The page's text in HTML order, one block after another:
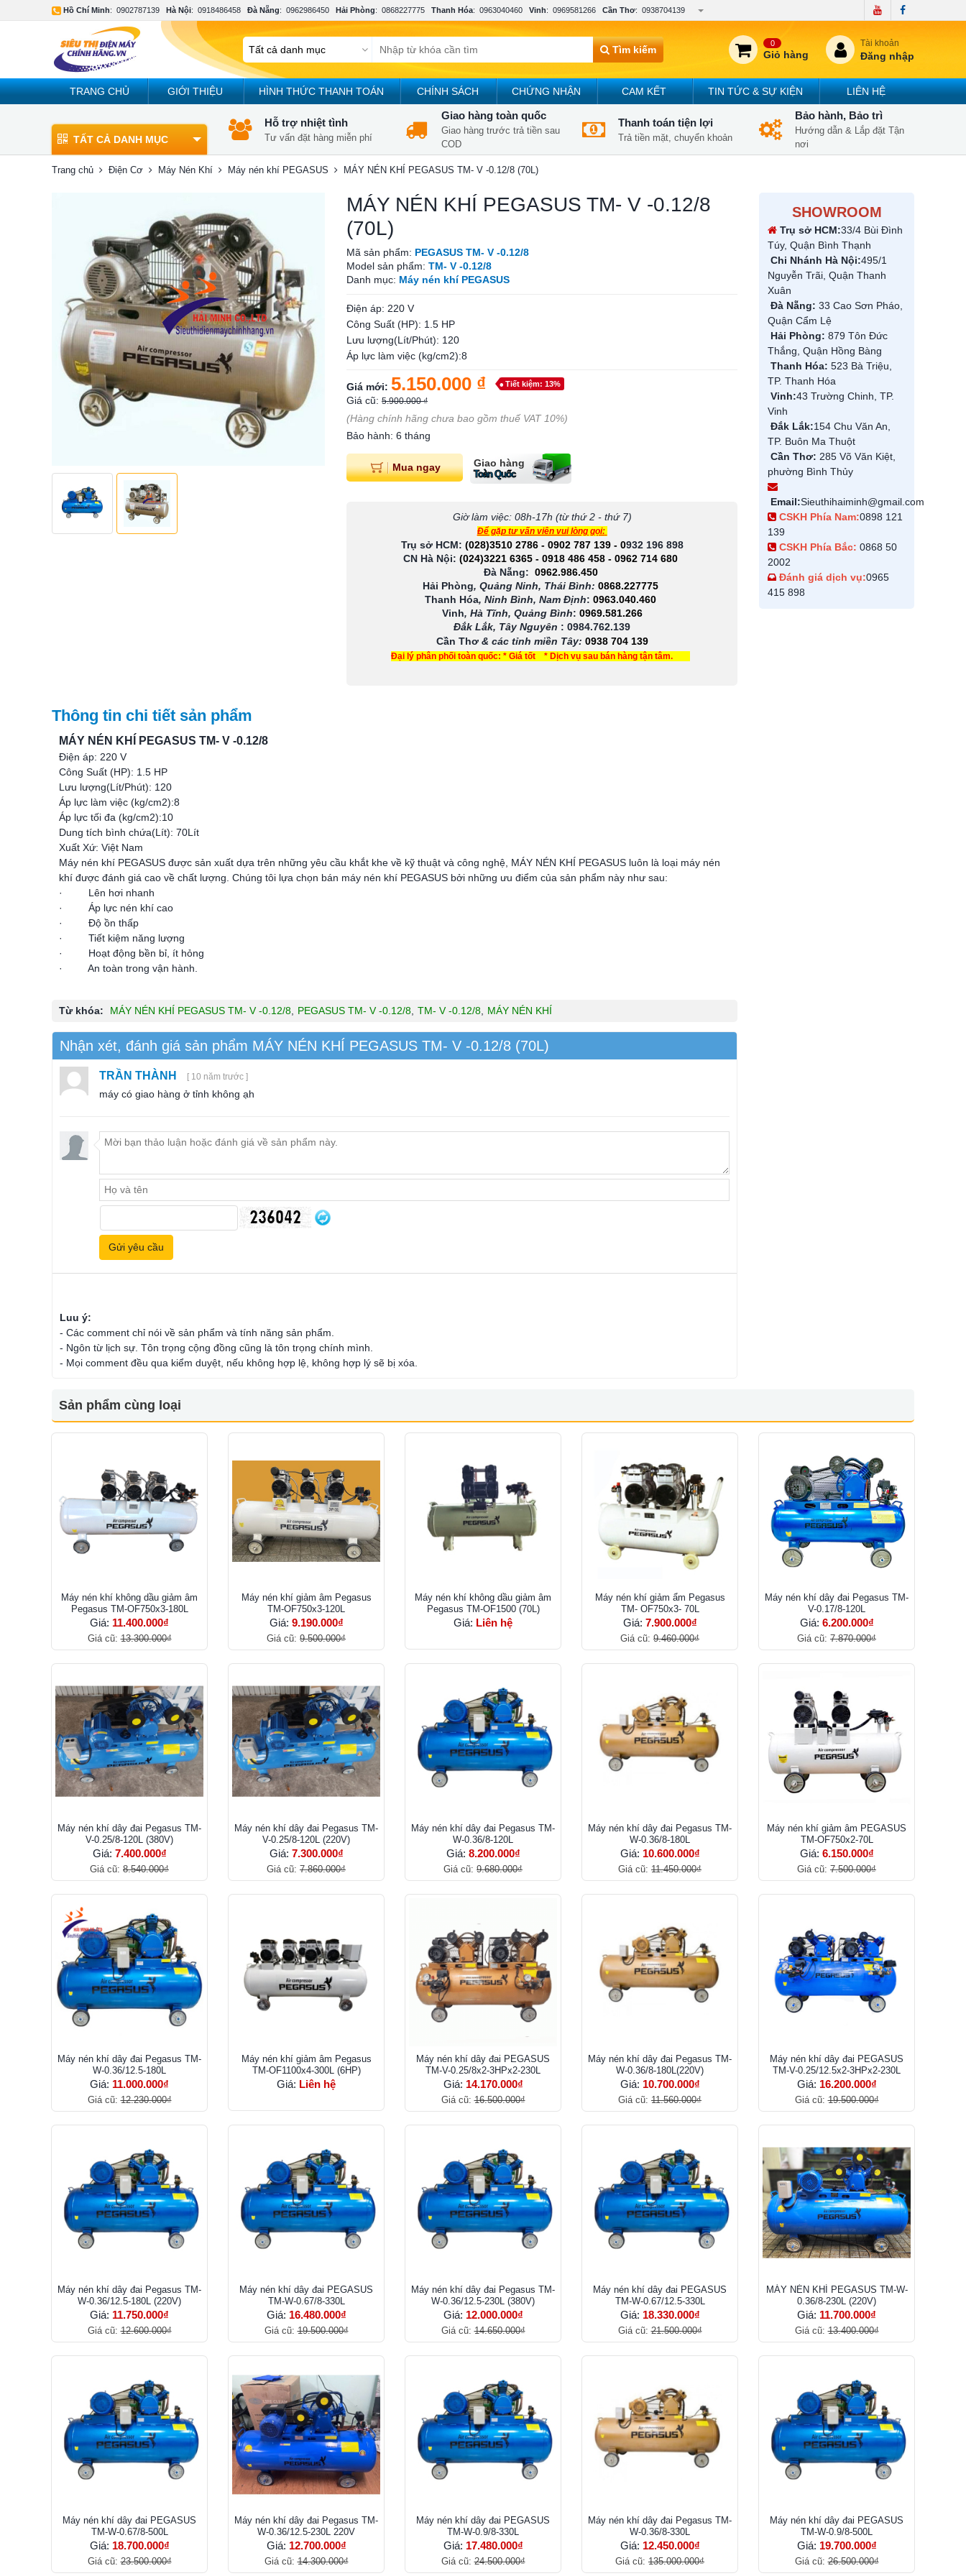
Hồ Chí Minh: 0902787139 Hà Nội: 0918486458 Đà Nẵng: 0962986450 Hải Phòng: 0868227775 Thanh Hóa: 0963040460 Vinh: 0969581266 Cần Thơ: 0938704139
Tìm kiếm
0
Giỏ hàng
Tài khoản
Đăng nhập
TRANG CHỦ GIỚI THIỆU HÌNH THỨC THANH TOÁN CHÍNH SÁCH CHỨNG NHẬN CAM KẾT TIN TỨC & SỰ KIỆN LIÊN HỆ
TẤT CẢ DANH MỤC
Hỗ trợ nhiệt tình
Tư vấn đặt hàng miễn phí
Giao hàng toàn quốc
Giao hàng trước trả tiền sau
COD
Thanh toán tiện lợi
Trả tiền mặt, chuyển khoản
Bảo hành, Bảo trì
Hướng dẫn & Lắp đặt Tận
nơi
Trang chủ Điện Cơ Máy Nén Khí Máy nén khí PEGASUS MÁY NÉN KHÍ PEGASUS TM- V -0.12/8 (70L)
MÁY NÉN KHÍ PEGASUS TM- V -0.12/8
(70L)
Mã sản phẩm: PEGASUS TM- V -0.12/8
Model sản phẩm: TM- V -0.12/8
Danh mục: Máy nén khí PEGASUS
Điện áp: 220 V
Công Suất (HP): 1.5 HP
Lưu lượng(Lít/Phút): 120
Áp lực làm việc (kg/cm2):8
Giá mới: 5.150.000 ₫ Tiết kiệm: 13%
Giá cũ: 5.900.000 ₫
(Hàng chính hãng chưa bao gồm thuế VAT 10%)
Bảo hành: 6 tháng
Mua ngay Giao hàng
Toàn Quốc
Giờ làm việc: 08h-17h (từ thứ 2 - thứ 7)
Để gặp tư vấn viên vui lòng gọi:
Trụ sở HCM: (028)3510 2786 - 0902 787 139- 0932 196 898
CN Hà Nội: (024)3221 6365 - 0918 486 458 - 0962 714 680
Đà Nẵng: 0962.986.450
Hải Phòng, Quảng Ninh, Thái Bình: 0868.227775
Thanh Hóa, Ninh Bình, Nam Định: 0963.040.460
Vinh, Hà Tĩnh, Quảng Bình: 0969.581.266
Đắk Lắk, Tây Nguyên : 0984.762.139
Cần Thơ & các tỉnh miền Tây: 0938 704 139
Đại lý phân phối toàn quốc: * Giá tốt * Dịch vụ sau bán hàng tận tâm.
SHOWROOM
Trụ sở HCM:33/4 Bùi Đình
Túy, Quận Bình Thạnh
Chi Nhánh Hà Nội:495/1
Nguyễn Trãi, Quận Thanh
Xuân
Đà Nẵng: 33 Cao Sơn Pháo,
Quận Cẩm Lệ
Hải Phòng: 879 Tôn Đức
Thắng, Quận Hồng Bàng
Thanh Hóa: 523 Bà Triệu,
TP. Thanh Hóa
Vinh:43 Trường Chinh, TP.
Vinh
Đắk Lắk:154 Chu Văn An,
TP. Buôn Ma Thuột
Cần Thơ: 285 Võ Văn Kiệt,
phường Bình Thủy
Email:Sieuthihaiminh@gmail.com
CSKH Phía Nam:0898 121
139
CSKH Phía Bắc: 0868 50
2002
Đánh giá dịch vụ:0965
415 898
Thông tin chi tiết sản phẩm
MÁY NÉN KHÍ PEGASUS TM- V -0.12/8
Điện áp: 220 V
Công Suất (HP): 1.5 HP
Lưu lượng(Lít/Phút): 120
Áp lực làm việc (kg/cm2):8
Áp lực tối đa (kg/cm2):10
Dung tích bình chứa(Lít): 70Lít
Xuất Xứ: Việt Nam
Máy nén khí PEGASUS được sản xuất dựa trên những yêu cầu khắt khe về kỹ thuật và công nghệ, MÁY NÉN KHÍ PEGASUS luôn là loại máy nén
khí được đánh giá cao về chất lượng. Chúng tôi lựa chọn bán máy nén khí PEGASUS bởi những ưu điểm của sản phẩm này như sau:
· Lên hơi nhanh
· Áp lực nén khí cao
· Độ ồn thấp
· Tiết kiệm năng lượng
· Hoạt động bền bỉ, ít hỏng
· An toàn trong vận hành.
Từ khóa: MÁY NÉN KHÍ PEGASUS TM- V -0.12/8 PEGASUS TM- V -0.12/8 TM- V -0.12/8 MÁY NÉN KHÍ
Nhận xét, đánh giá sản phẩm MÁY NÉN KHÍ PEGASUS TM- V -0.12/8 (70L)
TRẦN THÀNH [ 10 năm trước ]
máy có giao hàng ở tỉnh không ạh
Luu ý:
- Các comment chỉ nói về sản phẩm và tính năng sản phẩm.
- Ngôn từ lịch sự. Tôn trọng cộng đồng cũng là tôn trọng chính mình.
- Mọi comment đều qua kiểm duyệt, nếu không hợp lệ, không hợp lý sẽ bị xóa.
Sản phẩm cùng loại
Máy nén khí không dầu giảm âm
Pegasus TM-OF750x3-180L
Giá: 11.400.000₫
Giá cũ:13.300.000₫
Máy nén khí giảm âm Pegasus
TM-OF750x3-120L
Giá: 9.190.000₫
Giá cũ: 9.500.000₫
Máy nén khí không dầu giảm âm
Pegasus TM-OF1500 (70L)
Giá: Liên hệ
Máy nén khí giảm ẩm Pegasus
TM- OF750x3- 70L
Giá: 7.900.000₫
Giá cũ: 9.460.000₫
Máy nén khí dây đai Pegasus TM-
V-0.17/8-120L
Giá: 6.200.000₫
Giá cũ: 7.870.000₫
Máy nén khí dây đai Pegasus TM-
V-0.25/8-120L (380V)
Giá: 7.400.000₫
Giá cũ: 8.540.000₫
Máy nén khí dây đai Pegasus TM-
V-0.25/8-120L (220V)
Giá: 7.300.000₫
Giá cũ: 7.860.000₫
Máy nén khí dây đai Pegasus TM-
W-0.36/8-120L
Giá: 8.200.000₫
Giá cũ: 9.680.000₫
Máy nén khí dây đai Pegasus TM-
W-0.36/8-180L
Giá: 10.600.000₫
Giá cũ: 11.450.000₫
Máy nén khí giảm âm PEGASUS
TM-OF750x2-70L
Giá: 6.150.000₫
Giá cũ: 7.500.000₫
Máy nén khí dây đai Pegasus TM-
W-0.36/12.5-180L
Giá: 11.000.000₫
Giá cũ:12.230.000₫
Máy nén khí giảm âm Pegasus
TM-OF1100x4-300L (6HP)
Giá: Liên hệ
Máy nén khí dây đai PEGASUS
TM-V-0.25/8x2-3HPx2-230L
Giá: 14.170.000₫
Giá cũ:16.500.000₫
Máy nén khí dây đai Pegasus TM-
W-0.36/8-180L(220V)
Giá: 10.700.000₫
Giá cũ: 11.560.000₫
Máy nén khí dây đai PEGASUS
TM-V-0.25/12.5x2-3HPx2-230L
Giá: 16.200.000₫
Giá cũ:19.500.000₫
Máy nén khí dây đai Pegasus TM-
W-0.36/12.5-180L (220V)
Giá: 11.750.000₫
Giá cũ:12.600.000₫
Máy nén khí dây đai PEGASUS
TM-W-0.67/8-330L
Giá: 16.480.000₫
Giá cũ:19.500.000₫
Máy nén khí dây đai Pegasus TM-
W-0.36/12.5-230L (380V)
Giá: 12.000.000₫
Giá cũ:14.650.000₫
Máy nén khí dây đai PEGASUS
TM-W-0.67/12.5-330L
Giá: 18.330.000₫
Giá cũ:21.500.000₫
MÁY NÉN KHÍ PEGASUS TM-W-
0.36/8-230L (220V)
Giá: 11.700.000₫
Giá cũ:13.400.000₫
Máy nén khí dây đai PEGASUS
TM-W-0.67/8-500L
Giá: 18.700.000₫
Giá cũ:23.500.000₫
Máy nén khí dây đai Pegasus TM-
W-0.36/12.5-230L 220V
Giá: 12.700.000₫
Giá cũ:14.300.000₫
Máy nén khí dây đai PEGASUS
TM-W-0.9/8-330L
Giá: 17.480.000₫
Giá cũ:24.500.000₫
Máy nén khí dây đai Pegasus TM-
W-0.36/8-330L
Giá: 12.450.000₫
Giá cũ: 135.000.000₫
Máy nén khí dây đai PEGASUS
TM-W-0.9/8-500L
Giá: 19.700.000₫
Giá cũ:26.500.000₫